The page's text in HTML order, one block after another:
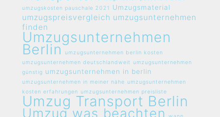
umzugskosten pauschale 2021
Umzugsmaterial
umzugspreisvergleich umzugsunternehmen
finden
Umzugsunternehmen
Berlin
umzugsunternehmen berlin kosten
umzugsunternehmen deutschlandweit
umzugsunternehmen
günstig umzugsunternehmen in berlin
umzugsunternehmen in meiner nähe umzugsunternehmen
kosten erfahrungen umzugsunternehmen preisliste
Umzug Transport Berlin
Umzug was beachten